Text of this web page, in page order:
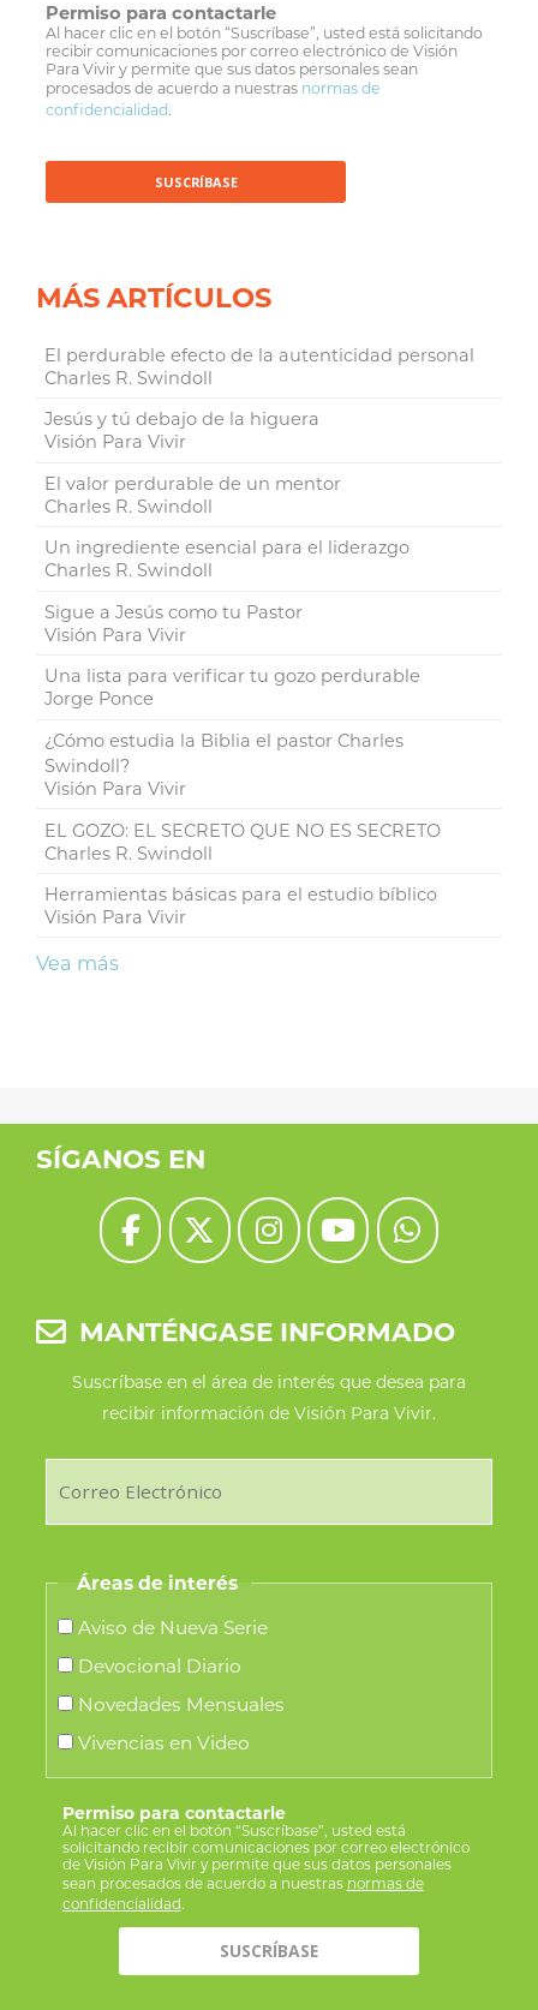
Permiso para contactarle
Al hacer clic en el botón “Suscríbase”, usted está solicitando
recibir comunicaciones por correo electrónico de Visión
Para Vivir y permite que sus datos personales sean
procesados de acuerdo a nuestras normas de
confidencialidad.
MÁS ARTÍCULOS
El perdurable efecto de la autenticidad personal
Charles R. Swindoll
Jesús y tú debajo de la higuera
Visión Para Vivir
El valor perdurable de un mentor
Charles R. Swindoll
Un ingrediente esencial para el liderazgo
Charles R. Swindoll
Sigue a Jesús como tu Pastor
Visión Para Vivir
Una lista para verificar tu gozo perdurable
Jorge Ponce
¿Cómo estudia la Biblia el pastor Charles
Swindoll?
Visión Para Vivir
EL GOZO: EL SECRETO QUE NO ES SECRETO
Charles R. Swindoll
Herramientas básicas para el estudio bíblico
Visión Para Vivir
Vea más
SÍGANOS EN
MANTÉNGASE INFORMADO
Suscríbase en el área de interés que desea para
recibir información de Visión Para Vivir.
Áreas de interés
Aviso de Nueva Serie
Devocional Diario
Novedades Mensuales
Vivencias en Video
Permiso para contactarle
Al hacer clic en el botón “Suscríbase”, usted está
solicitando recibir comunicaciones por correo electrónico
de Visión Para Vivir y permite que sus datos personales
sean procesados de acuerdo a nuestras normas de
confidencialidad.